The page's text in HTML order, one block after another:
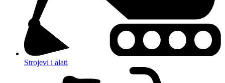
Strojevi i alati